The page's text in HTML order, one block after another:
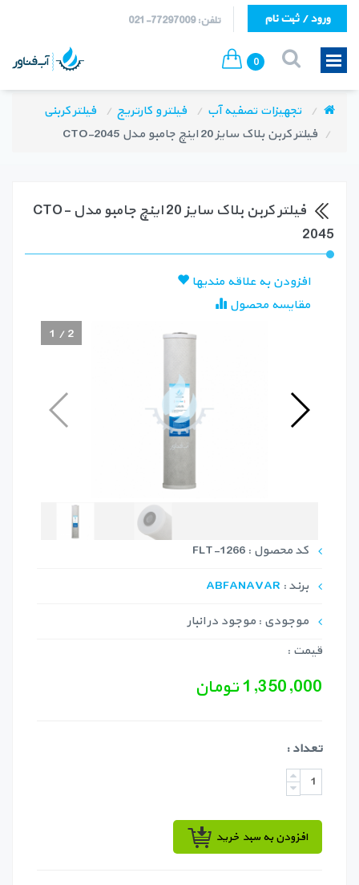
تلفن: 77297009-021 ورود / ثبت نام
0
تجهیزات تصفیه آب فیلتر و کارتریج
فیلتر کربنی
فیلتر کربن بلاک سایز 20 اینچ جامبو مدل CTO-2045
فیلتر کربن بلاک سایز 20 اینچ جامبو مدل CTO-
2045
افزودن به علاقه مندیها
مقایسه محصول
1 /2
کد محصول : FLT-1266
برند : ABFANAVAR
موجودی : موجود در انبار
قیمت :
1,350,000 تومان
تعداد :
افزودن به سبد خرید